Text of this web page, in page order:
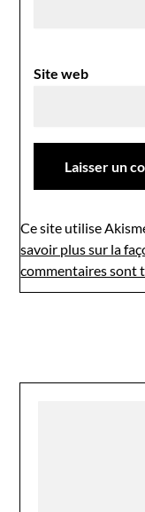
Site web
Ce site utilise
savoir plus sur la
commentaires sont